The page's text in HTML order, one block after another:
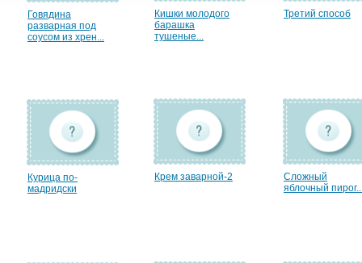
Говядина
разварная под
соусом из хрен...
Кишки молодого
барашка
тушеные...
Третий способ
Курица по-
мадридски
Крем заварной-2
Сложный
яблочный